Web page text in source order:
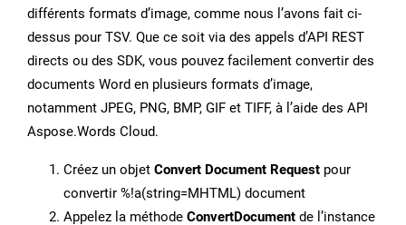
différents formats d’image, comme nous l’avons fait ci-
dessus pour TSV. Que ce soit via des appels d’API REST
directs ou des SDK, vous pouvez facilement convertir des
documents Word en plusieurs formats d’image,
notamment JPEG, PNG, BMP, GIF et TIFF, à l’aide des API
Aspose.Words Cloud.
Créez un objet Convert Document Request pour
convertir %!a(string=MHTML) document
Appelez la méthode ConvertDocument de l’instance